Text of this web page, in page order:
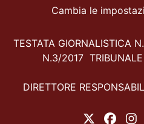
Cambia le
TESTATA GIORNALISTICA
N.3/2017 TRIBUNALE
DIRETTORE